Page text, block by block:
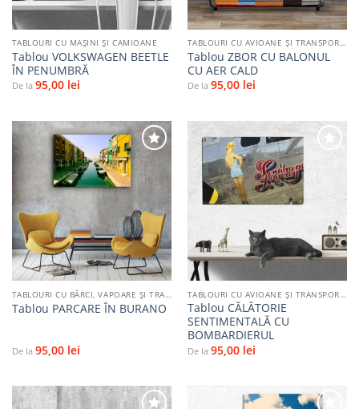
TABLOURI CU MAŞINI ŞI CAMIOANE
Tablou VOLKSWAGEN BEETLE
ÎN PENUMBRĂ
De la 95,00 lei
TABLOURI CU AVIOANE ȘI TRANSPORT AERIAN
Tablou ZBOR CU BALONUL
CU AER CALD
De la 95,00 lei
Adaugă
favorite
TABLOURI CU BĂRCI, VAPOARE ȘI TRANSPORT PE APĂ
Tablou PARCARE ÎN BURANO
De la 95,00 lei
TABLOURI CU AVIOANE ȘI TRANSPORT AERIAN
Tablou CĂLĂTORIE
SENTIMENTALĂ CU
BOMBARDIERUL
De la 95,00 lei